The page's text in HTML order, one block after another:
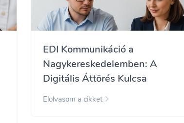
EDI Kommunikáció a
Nagykereskedelemben: A
Digitális Áttörés Kulcsa
Elolvasom a cikket